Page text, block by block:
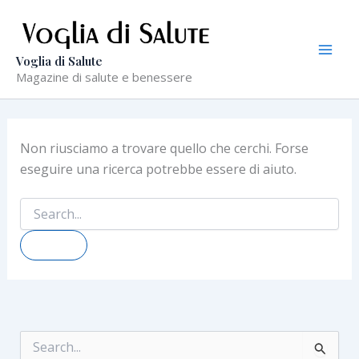
contenuto
Voglia di Salute
Magazine di salute e benessere
Non riusciamo a trovare quello che cerchi. Forse
eseguire una ricerca potrebbe essere di aiuto.
Cerca: